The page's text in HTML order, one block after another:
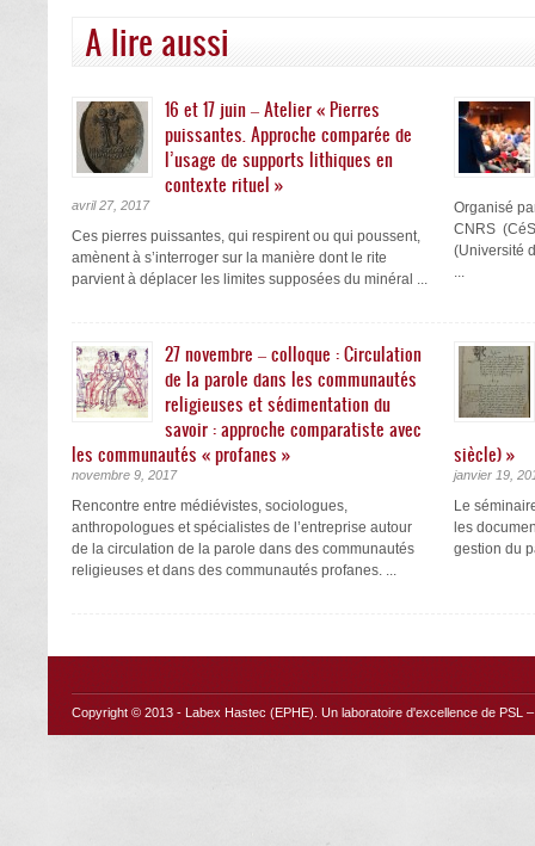
A lire aussi
16 et 17 juin – Atelier « Pierres
puissantes. Approche comparée de
l’usage de supports lithiques en
contexte rituel »
avril 27, 2017
Ces pierres puissantes, qui respirent ou qui poussent,
amènent à s’interroger sur la manière dont le rite
parvient à déplacer les limites supposées du minéral ...
Organisé
CNRS
(Université
...
27 novembre – colloque : Circulation
de la parole dans les communautés
religieuses et sédimentation du
savoir : approche comparatiste avec
les communautés « profanes »
novembre 9, 2017
Rencontre entre médiévistes, sociologues,
anthropologues et spécialistes de l’entreprise autour
de la circulation de la parole dans des communautés
religieuses et dans des communautés profanes. ...
siècle) »
janvier 19,
Le
les
gestion du
Copyright © 2013 - Labex Hastec (EPHE) . Un laboratoire d'excellence de